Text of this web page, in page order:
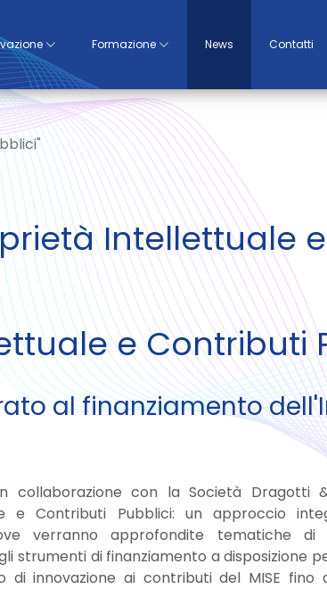
Formazione News Contatti
Intellettuale
e Contributi
al finanziamento
in collaborazione con la Società Dragotti
e Contributi Pubblici: un approccio
verranno approfondite tematiche
strumenti di finanziamento a disposizione
di innovazione ai contributi del MISE